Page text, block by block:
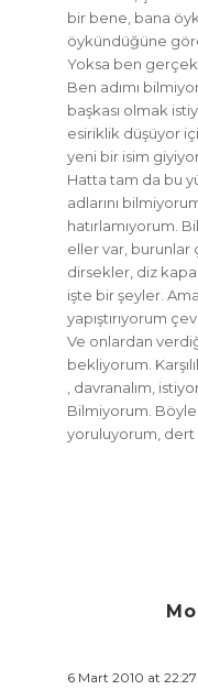
bir bene, bana
öykündüğüne
Yoksa ben
Ben adımı
başkası olmak
esiriklik düşüyor
yeni bir isim
Hatta tam da bu
adlarını
hatırlamıyorum.
eller var, burunlar
dirsekler, diz
işte bir şeyler.
yapıştırıyorum
Ve onlardan
bekliyorum.
, davranalım,
Bilmiyorum. Böyle
yoruluyorum, dert
6 Mart 2010 at 22:27